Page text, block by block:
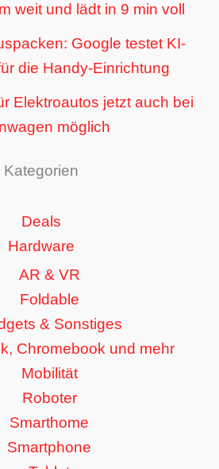
weit und lädt in 9 min voll
Google testet KI-
die Handy-Einrichtung
Elektroautos jetzt auch bei
möglich
Kategorien
Deals
Hardware
AR & VR
Foldable
& Sonstiges
Chromebook und mehr
Mobilität
Roboter
Smarthome
Smartphone